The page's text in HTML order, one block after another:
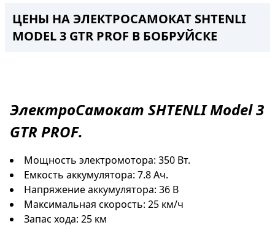
ЦЕНЫ НА ЭЛЕКТРОСАМОКАТ SHTENLI
MODEL 3 GTR PROF В БОБРУЙСКЕ
ЭлектроСамокат SHTENLI Model 3
GTR PROF.
Мощность электромотора: 350 Вт.
Емкость аккумулятора: 7.8 Ач.
Напряжение аккумулятора: 36 В
Максимальная скорость: 25 км/ч
Запас хода: 25 км